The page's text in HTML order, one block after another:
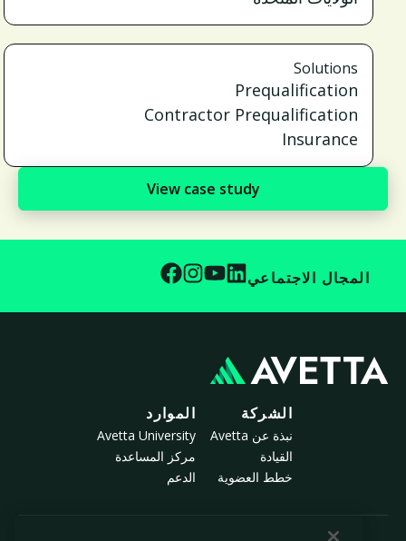
Solutions
Prequalification
Contractor Prequalification
Insurance
View case study
المجال الاجتماعي
الشركة
نبذة عن Avetta
القيادة
خطط العضوية
الموارد
Avetta University
مركز المساعدة
الدعم